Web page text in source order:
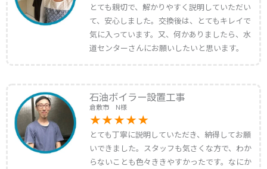
とても親切で、解かりやすく説明していただい
て、安心しました。交換後は、とてもキレイで
気に入っています。又、何かありましたら、水
道センターさんにお願いしたいと思います。
石油ボイラー設置工事
倉敷市 N様
とても丁寧に説明していただき、納得してお願
いできました。スタッフも気さくな方で、わか
らないことも色々ききやすかったです。なにか